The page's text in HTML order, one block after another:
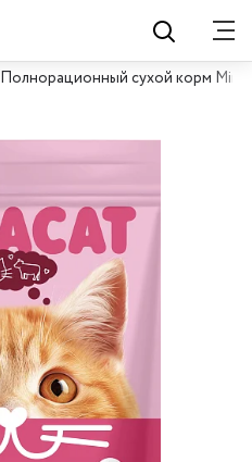
Полнорационный сухой корм